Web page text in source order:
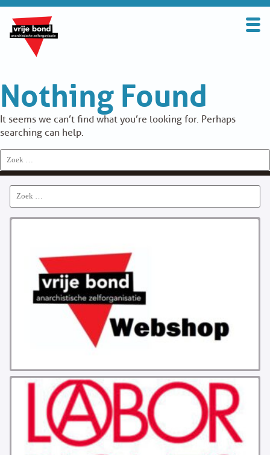
Search
for:
BOND
OVER DE VRIJE BOND
UITGANGSPUNTEN
WORD LID
CONTRIBUTIE
CONTACT
GROEPEN
ANARCHISTISCHE GROEP A’DAM
ANARCHISTISCH COLLECTIEF BRUGGE
VB AMSTERDAM
VRIJ COLLECTIEF KORTRIJK
Nothing Found
It seems we can’t find what you’re looking for. Perhaps
searching can help.
Search
for:
Search
for: